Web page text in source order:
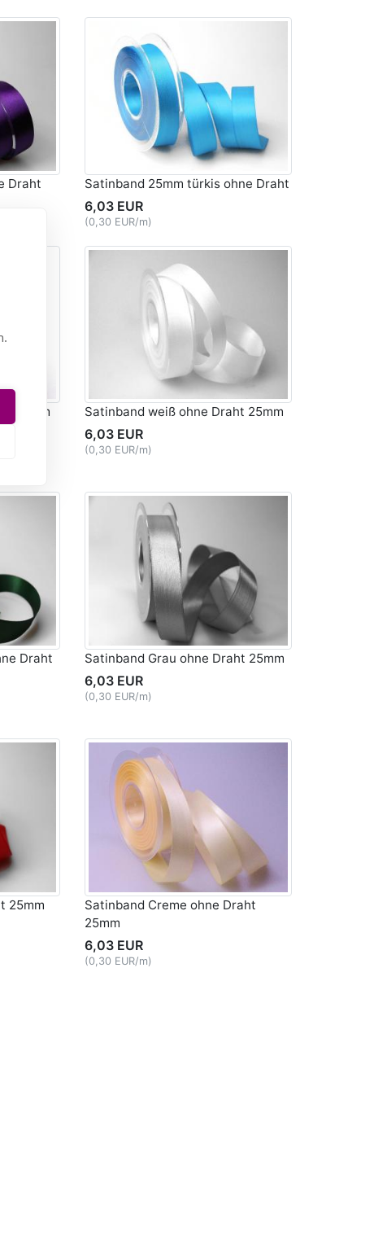
Draht Satinband 25mm türkis ohne Draht
6,03 EUR
(0,30 EUR/m)
25mm Satinband weiß ohne Draht 25mm
6,03 EUR
(0,30 EUR/m)
Draht
Satinband Grau ohne Draht 25mm
6,03 EUR
(0,30 EUR/m)
25mm
Satinband Creme ohne Draht
25mm
6,03 EUR
(0,30 EUR/m)